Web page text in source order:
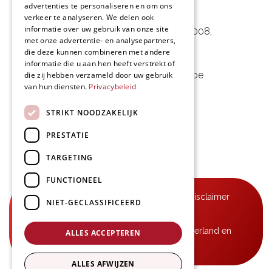
L&D Foodpartner BV
Noorwegenstraat 29D, Haven 8008,
9940 Evergem, BE
09 253 49 57- mail@delmo.be
BE 0768.656.308
Volg ons
Disclaimer
B2B-leveringen in België, Frankrijk, Nederland en
Luxemburg
advertenties te personaliseren en om ons
verkeer te analyseren. We delen ook
informatie over uw gebruik van onze site
met onze advertentie- en analysepartners,
die deze kunnen combineren met andere
informatie die u aan hen heeft verstrekt of
die zij hebben verzameld door uw gebruik
van hun diensten. Privacybeleid
STRIKT NOODZAKELIJK
PRESTATIE
TARGETING
FUNCTIONEEL
NIET-GECLASSIFICEERD
ALLES ACCEPTEREN
ALLES AFWIJZEN